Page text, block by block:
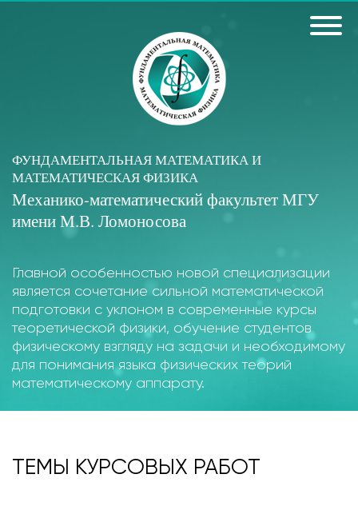
ФУНДАМЕНТАЛЬНАЯ МАТЕМАТИКА И
МАТЕМАТИЧЕСКАЯ ФИЗИКА
Механико-математический факультет МГУ
имени М.В. Ломоносова
Главной особенностью новой специализации
является сочетание сильной математической
подготовки с уклоном в современные курсы
теоретической физики, обучение студентов
физическому взгляду на задачи и необходимому
для понимания языка физических теорий
математическому аппарату.
ТЕМЫ КУРСОВЫХ РАБОТ